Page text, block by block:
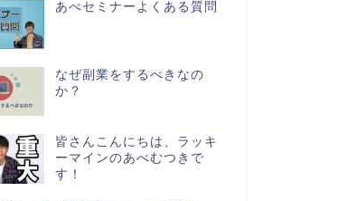
あべセミナーよくある質問
なぜ副業をするべきなの
か？
皆さんこんにちは、ラッキ
ーマインのあべむつきで
す！